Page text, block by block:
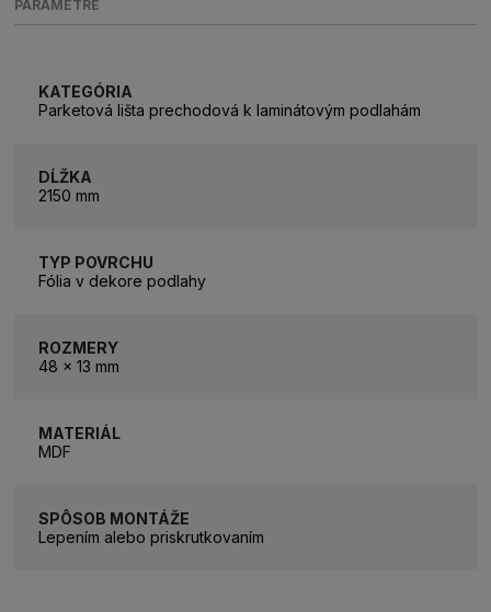
PARAMETRE
KATEGÓRIA
Parketová lišta prechodová k laminátovým podlahám
DĹŽKA
2150 mm
TYP POVRCHU
Fólia v dekore podlahy
ROZMERY
48 x 13 mm
MATERIÁL
MDF
SPÔSOB MONTÁŽE
Lepením alebo priskrutkovaním